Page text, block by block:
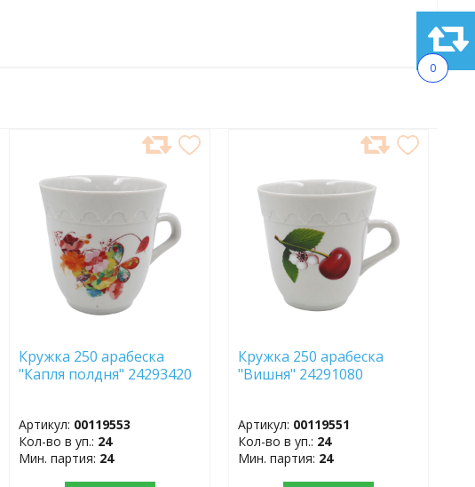
0
ИЗБРАННОЕ
Кружка 250 арабеска
"Капля полдня" 24293420
Артикул: 00119553
Кол-во в уп.: 24
Мин. партия: 24
ИЗБРАННОЕ
Кружка 250 арабеска
"Вишня" 24291080
Артикул: 00119551
Кол-во в уп.: 24
Мин. партия: 24